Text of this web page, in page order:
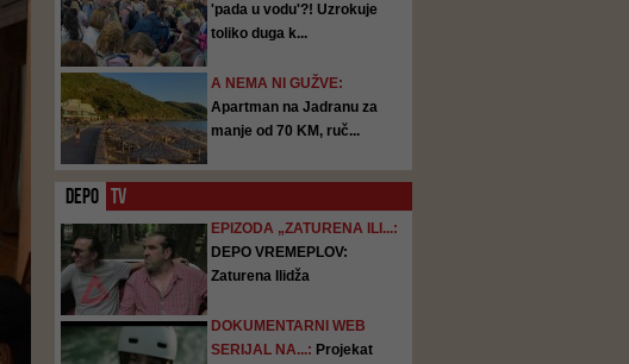
'pada u vodu'?! Uzrokuje
toliko duga k...
A NEMA NI GUŽVE:
Apartman na Jadranu za
manje od 70 KM, ruč...
DEPO TV
EPIZODA „ZATURENA ILI...:
DEPO VREMEPLOV:
Zaturena Ilidža
DOKUMENTARNI WEB
SERIJAL NA...: Projekat